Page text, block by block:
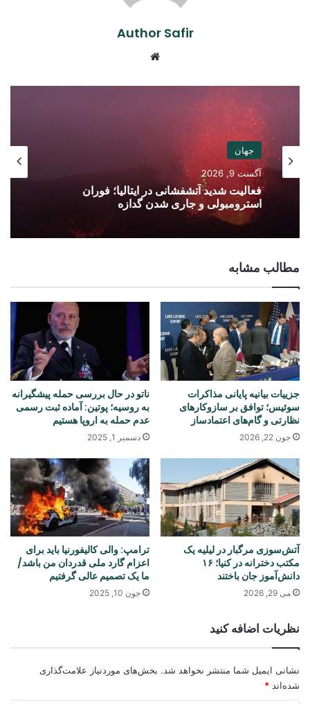
Author Safir
جهان
آگست 9, 2026
فعالیت شدید آتشفشانی در ایتالیا؛ فوران
استرومبولی و جاری شدن گدازه
مطالب مشابه
جزییات بیانیه پایانی مذاکرات
سوئیس؛ توافق بر سازوکارهای
نظارتی و گام‌های اعتمادساز
جون 22, 2026
ناتو در حال بررسی حمله پیشگیرانه
به روسیه؛ پوتین: آماده ثبت رسمی
عدم حمله به اروپا هستیم
دسمبر 1, 2025
آتش‌سوزی مرگبار در لیلیه یک
مکتب دخترانه در کنیا؛ ۱۶
دانش‌آموز جان باختند
می 29, 2026
ترامپ: والی کالیفورنیا باید برای
اعزام گارد ملی قدردان من باشد/
ما یک تصمیم عالی گرفتیم
جون 10, 2025
نظریات اضافه کنید
نشانی ایمیل شما منتشر نخواهد شد. بخش‌های موردنیاز علامت‌گذاری
شده‌اند *